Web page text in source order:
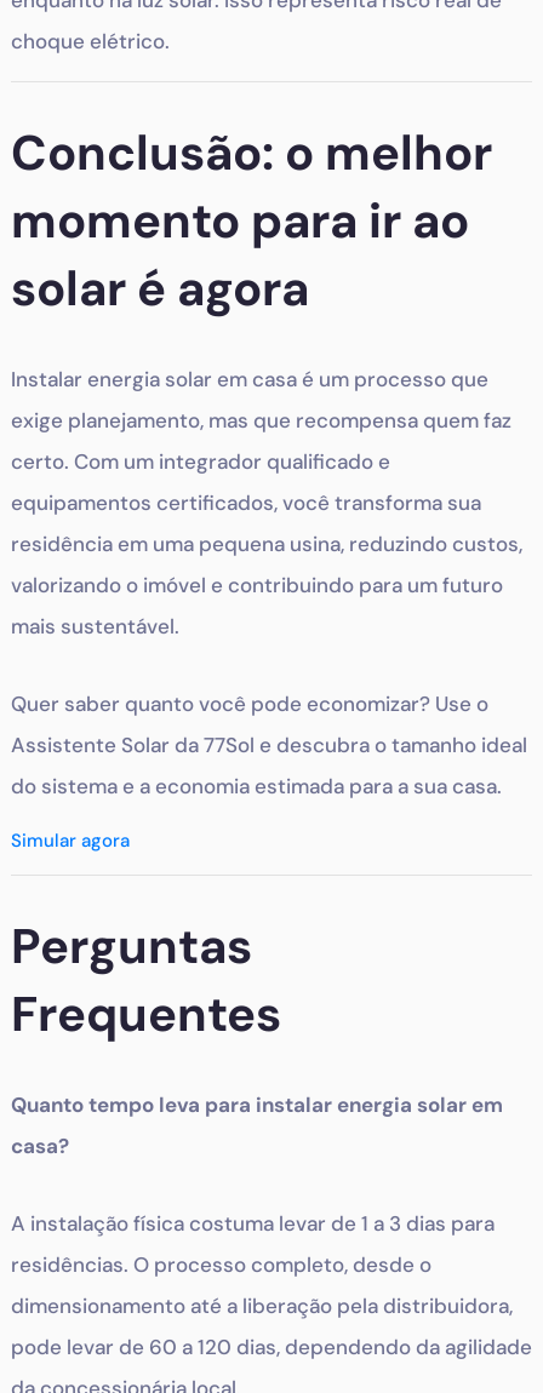
choque elétrico.
Conclusão: o melhor
momento para ir ao
solar é agora
Instalar energia solar em casa é um processo que
exige planejamento, mas que recompensa quem faz
certo. Com um integrador qualificado e
equipamentos certificados, você transforma sua
residência em uma pequena usina, reduzindo custos,
valorizando o imóvel e contribuindo para um futuro
mais sustentável.
Quer saber quanto você pode economizar? Use o
Assistente Solar da 77Sol e descubra o tamanho ideal
do sistema e a economia estimada para a sua casa.
Simular agora
Perguntas
Frequentes
Quanto tempo leva para instalar energia solar em
casa?
A instalação física costuma levar de 1 a 3 dias para
residências. O processo completo, desde o
dimensionamento até a liberação pela distribuidora,
pode levar de 60 a 120 dias, dependendo da agilidade